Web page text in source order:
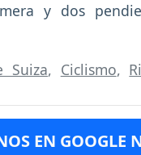
y dos
Suiza, Ciclismo,
EN GOOGLE